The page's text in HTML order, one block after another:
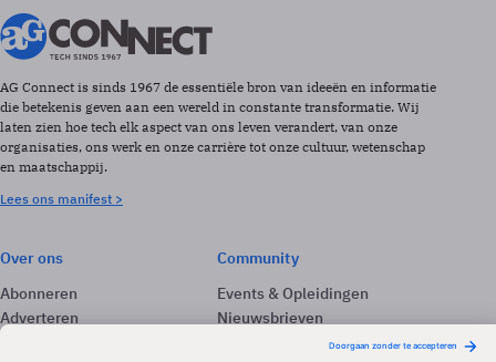
AG Connect is sinds 1967 de essentiële bron van ideeën en informatie
die betekenis geven aan een wereld in constante transformatie. Wij
laten zien hoe tech elk aspect van ons leven verandert, van onze
organisaties, ons werk en onze carrière tot onze cultuur, wetenschap
en maatschappij.
Lees ons manifest >
Over ons
Abonneren
Adverteren
Community
Events & Opleidingen
Nieuwsbrieven